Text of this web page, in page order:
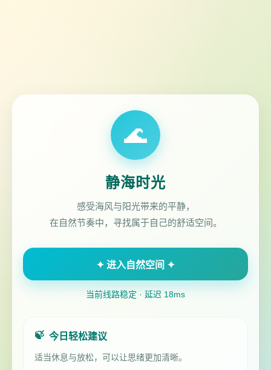
🌊
静海时光
感受海风与阳光带来的平静，
在自然节奏中，寻找属于自己的舒适空间。
✦ 进入自然空间 ✦
当前线路稳定 · 延迟 18ms
🍃 今日轻松建议
适当休息与放松，可以让思绪更加清晰。